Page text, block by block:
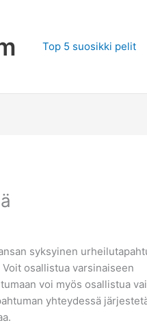
Top 5 suosikki pelit
syksyinen
osallistua varsinaiseen
voi myös osallistua
yhteydessä